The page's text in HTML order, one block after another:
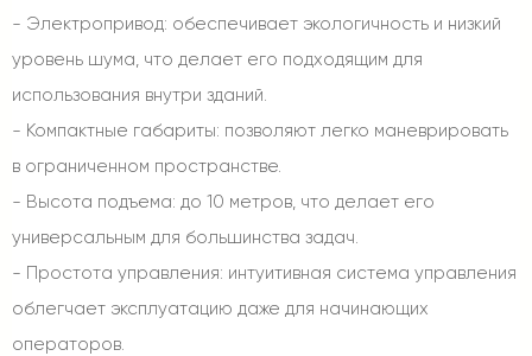
- Электропривод: обеспечивает экологичность и низкий
уровень шума, что делает его подходящим для
использования внутри зданий.
- Компактные габариты: позволяют легко маневрировать
в ограниченном пространстве.
- Высота подъема: до 10 метров, что делает его
универсальным для большинства задач.
- Простота управления: интуитивная система управления
облегчает эксплуатацию даже для начинающих
операторов.